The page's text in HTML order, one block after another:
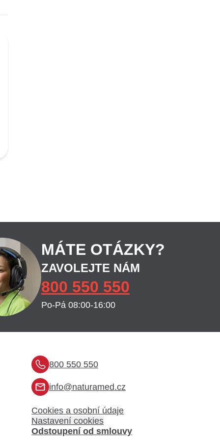
MÁTE OTÁZKY?
ZAVOLEJTE NÁM
800 550 550
Po-Pá 08:00-16:00
800 550 550
info@naturamed.cz
Cookies a osobní údaje
Nastavení cookies
Odstoupení od smlouvy